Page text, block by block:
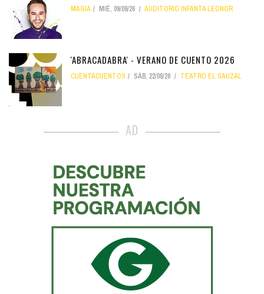
MAGIA MIÉ, 09/09/26 AUDITORIO INFANTA LEONOR
'ABRACADABRA' - VERANO DE CUENTO 2026
CUENTACUENTOS SÁB, 22/08/26 TEATRO EL SAUZAL
AD